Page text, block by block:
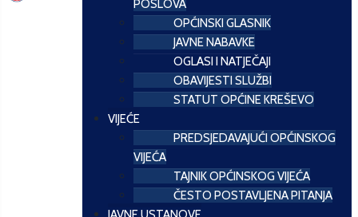
POSLOVA
OPĆINSKI GLASNIK
JAVNE NABAVKE
OGLASI I NATJEČAJI
OBAVIJESTI SLUŽBI
STATUT OPĆINE KREŠEVO
VIJEĆE
PREDSJEDAVAJUĆI OPĆINSKOG
VIJEĆA
TAJNIK OPĆINSKOG VIJEĆA
ČESTO POSTAVLJENA PITANJA